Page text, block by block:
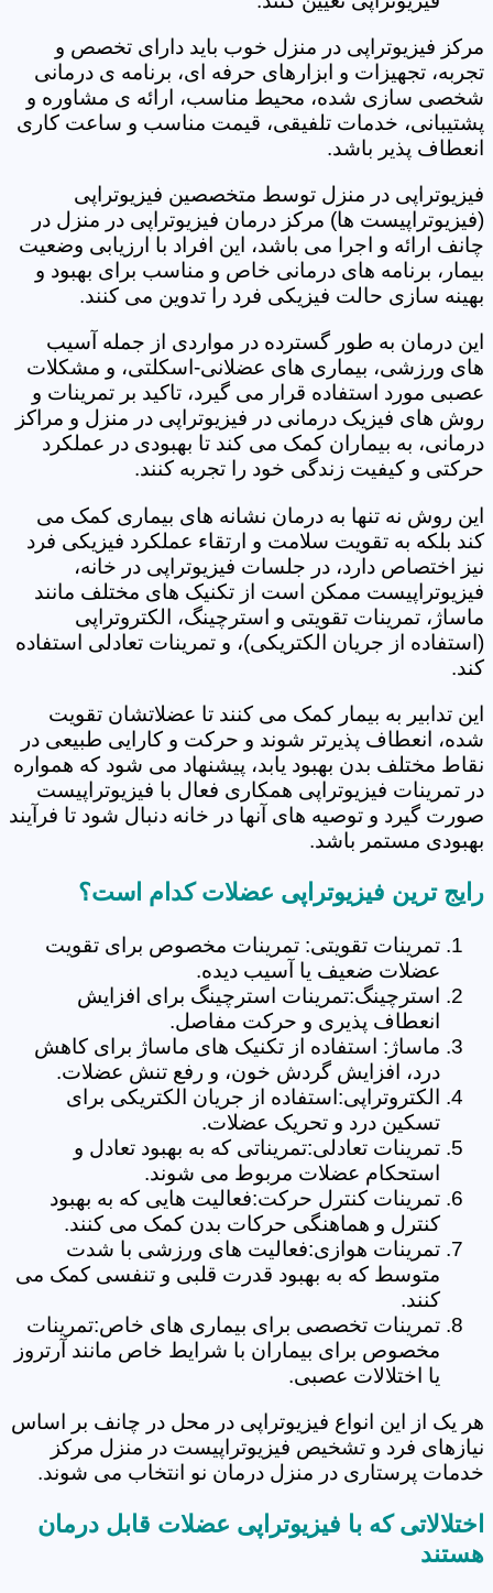
مرکز فیزیوتراپی در منزل خوب باید دارای تخصص و
تجربه، تجهیزات و ابزارهای حرفه ای، برنامه ی درمانی
شخصی سازی شده، محیط مناسب، ارائه ی مشاوره و
پشتیبانی، خدمات تلفیقی، قیمت مناسب و ساعت کاری
انعطاف پذیر باشد.
فیزیوتراپی در منزل توسط متخصصین فیزیوتراپی
(فیزیوتراپیست ها) مرکز درمان فیزیوتراپی در منزل در
چانف ارائه و اجرا می باشد، این افراد با ارزیابی وضعیت
بیمار، برنامه های درمانی خاص و مناسب برای بهبود و
بهینه سازی حالت فیزیکی فرد را تدوین می کنند.
این درمان به طور گسترده در مواردی از جمله آسیب
های ورزشی، بیماری های عضلانی-اسکلتی، و مشکلات
عصبی مورد استفاده قرار می گیرد، تاکید بر تمرینات و
روش های فیزیک درمانی در فیزیوتراپی در منزل و مراکز
درمانی، به بیماران کمک می کند تا بهبودی در عملکرد
حرکتی و کیفیت زندگی خود را تجربه کنند.
این روش نه تنها به درمان نشانه های بیماری کمک می
کند بلکه به تقویت سلامت و ارتقاء عملکرد فیزیکی فرد
نیز اختصاص دارد، در جلسات فیزیوتراپی در خانه،
فیزیوتراپیست ممکن است از تکنیک های مختلف مانند
ماساژ، تمرینات تقویتی و استرچینگ، الکتروتراپی
(استفاده از جریان الکتریکی)، و تمرینات تعادلی استفاده
کند.
این تدابیر به بیمار کمک می کنند تا عضلاتشان تقویت
شده، انعطاف پذیرتر شوند و حرکت و کارایی طبیعی در
نقاط مختلف بدن بهبود یابد، پیشنهاد می شود که همواره
در تمرینات فیزیوتراپی همکاری فعال با فیزیوتراپیست
صورت گیرد و توصیه های آنها در خانه دنبال شود تا فرآیند
بهبودی مستمر باشد.
رایج ترین فیزیوتراپی عضلات کدام است؟
تمرینات تقویتی: تمرینات مخصوص برای تقویت
عضلات ضعیف یا آسیب دیده.
استرچینگ:تمرینات استرچینگ برای افزایش
انعطاف پذیری و حرکت مفاصل.
ماساژ: استفاده از تکنیک های ماساژ برای کاهش
درد، افزایش گردش خون، و رفع تنش عضلات.
الکتروتراپی:استفاده از جریان الکتریکی برای
تسکین درد و تحریک عضلات.
تمرینات تعادلی:تمریناتی که به بهبود تعادل و
استحکام عضلات مربوط می شوند.
تمرینات کنترل حرکت:فعالیت هایی که به بهبود
کنترل و هماهنگی حرکات بدن کمک می کنند.
تمرینات هوازی:فعالیت های ورزشی با شدت
متوسط که به بهبود قدرت قلبی و تنفسی کمک می
کنند.
تمرینات تخصصی برای بیماری های خاص:تمرینات
مخصوص برای بیماران با شرایط خاص مانند آرتروز
یا اختلالات عصبی.
هر یک از این انواع فیزیوتراپی در محل در چانف بر اساس
نیازهای فرد و تشخیص فیزیوتراپیست در منزل مرکز
خدمات پرستاری در منزل درمان نو انتخاب می شوند.
اختلالاتی که با فیزیوتراپی عضلات قابل درمان
هستند